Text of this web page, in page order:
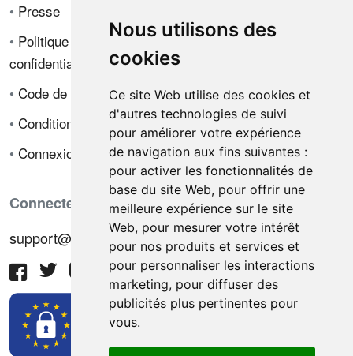
Nous utilisons des
cookies
Ce site Web utilise des cookies et
d'autres technologies de suivi
pour améliorer votre expérience
de navigation aux fins suivantes :
pour activer les fonctionnalités de
base du site Web, pour offrir une
meilleure expérience sur le site
Web, pour mesurer votre intérêt
pour nos produits et services et
pour personnaliser les interactions
marketing, pour diffuser des
publicités plus pertinentes pour
vous.
• Presse
• Politique de
confidentialité
• Code de déontologie
• Conditions de vente
• Connexion
Connectez-vous avec nous
support@hiringnotes.com